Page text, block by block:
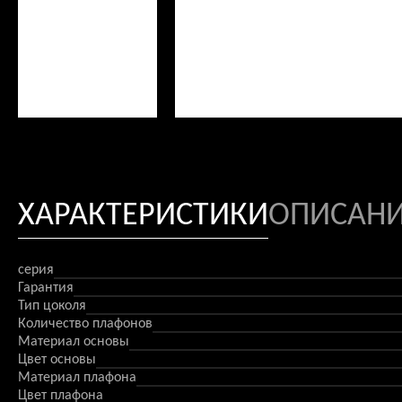
ХАРАКТЕРИСТИКИ
серия
Гарантия
Тип цоколя
Количество плафонов
Материал основы
Цвет основы
Материал плафона
Цвет плафона